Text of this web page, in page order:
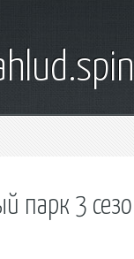
парк 3